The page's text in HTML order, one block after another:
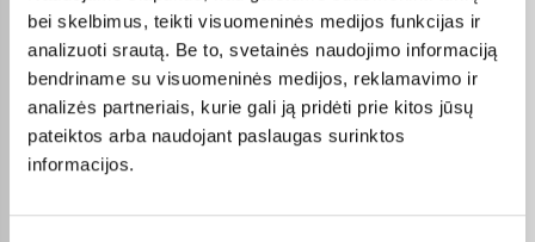
bei skelbimus, teikti visuomeninės medijos funkcijas ir
analizuoti srautą. Be to, svetainės naudojimo informaciją
bendriname su visuomeninės medijos, reklamavimo ir
analizės partneriais, kurie gali ją pridėti prie kitos jūsų
pateiktos arba naudojant paslaugas surinktos
informacijos.
Pigus pasiūlymas
GYTIS M.
Patvirtintas pirkėjas
Viskas sklandžiai ir greitai, niekada nenuvilia